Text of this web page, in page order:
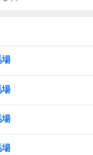
場
場
場
場